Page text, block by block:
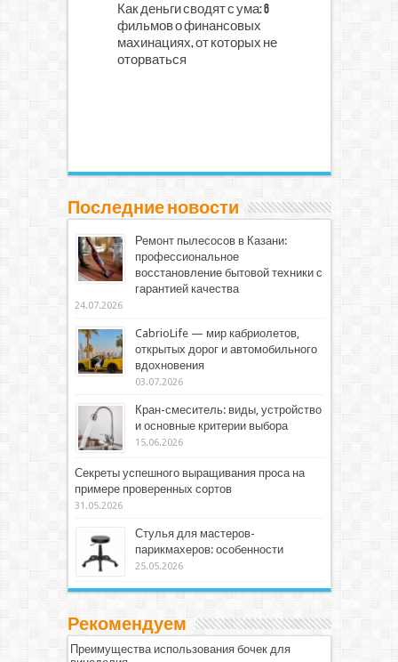
Как деньги сводят с ума: 6
фильмов о финансовых
махинациях, от которых не
оторваться
Последние новости
Ремонт пылесосов в Казани:
профессиональное
восстановление бытовой техники с
гарантией качества
24.07.2026
CabrioLife — мир кабриолетов,
открытых дорог и автомобильного
вдохновения
03.07.2026
Кран-смеситель: виды, устройство
и основные критерии выбора
15.06.2026
Секреты успешного выращивания проса на
примере проверенных сортов
31.05.2026
Стулья для мастеров-
парикмахеров: особенности
25.05.2026
Рекомендуем
Преимущества использования бочек для